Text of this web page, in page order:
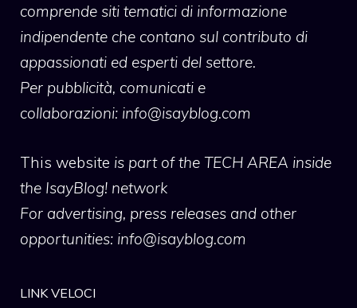
comprende siti tematici di informazione
indipendente che contano sul contributo di
appassionati ed esperti del settore.
Per pubblicità, comunicati e
collaborazioni: info@isayblog.com
This website is part of the TECH AREA inside
the IsayBlog! network
For advertising, press releases and other
opportunities: info@isayblog.com
LINK VELOCI